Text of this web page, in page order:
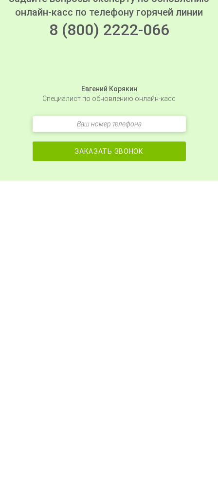
онлайн-касс по телефону горячей линии
8 (800) 2222-066
Евгений Корякин
Специалист по обновлению онлайн-касс